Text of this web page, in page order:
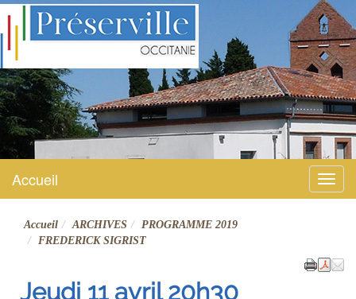
Préserville
Site officiel
Menu
Accueil
Accueil ARCHIVES
PROGRAMME 2019
FREDERICK SIGRIST
Jeudi 11 avril 20h30